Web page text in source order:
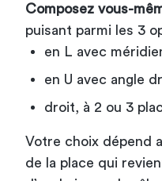
Composez vous-
puisant parmi les 3
en L avec
en U avec angle
droit, à 2 ou 3
Votre choix dépend
de la place qui